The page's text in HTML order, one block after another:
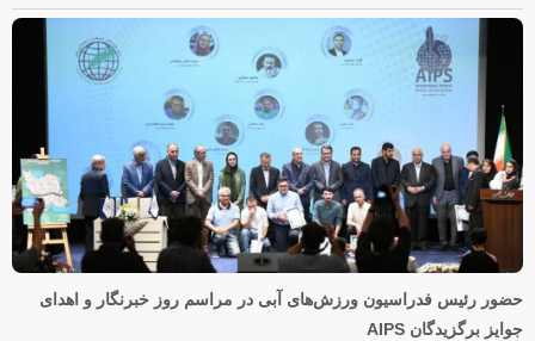
حضور رئیس فدراسیون ورزش‌های آبی در مراسم روز خبرنگار و اهدای
جوایز برگزیدگان AIPS